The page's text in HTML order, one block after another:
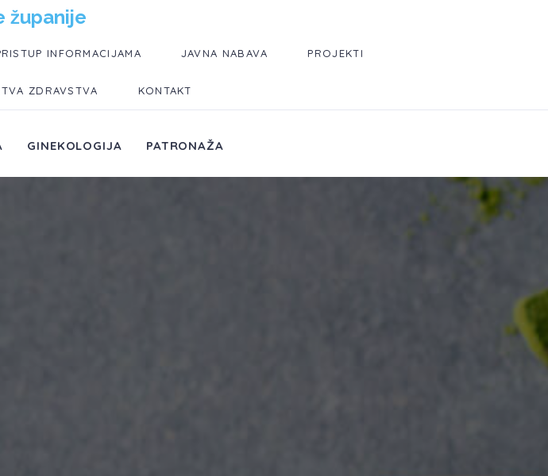
županije
INFORMACIJAMA JAVNA NABAVA PROJEKTI
ZDRAVSTVA KONTAKT
GINEKOLOGIJA PATRONAŽA